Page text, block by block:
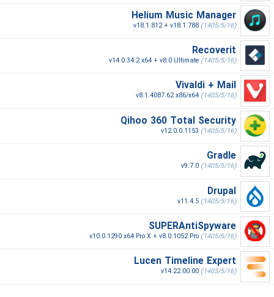
Helium Music Manager
v18.1.812 + v18.1.788 (1405/5/16)
Recoverit
v14.0.34.2 x64 + v8.0 Ultimate (1405/5/16)
Vivaldi + Mail
v8.1.4087.62 x86/x64 (1405/5/16)
Qihoo 360 Total Security
v12.0.0.1153 (1405/5/16)
Gradle
v9.7.0 (1405/5/16)
Drupal
v11.4.5 (1405/5/16)
SUPERAntiSpyware
v10.0.1290 x64 Pro X + v8.0.1052 Pro (1405/5/16)
Lucen Timeline Expert
v14.22.00.00 (1405/5/16)